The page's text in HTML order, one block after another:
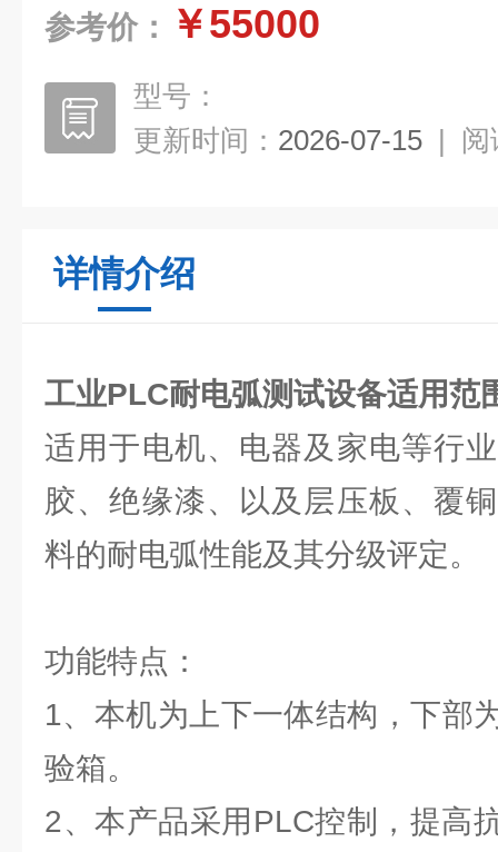
参考价： ￥55000
型号：
更新时间： 2026-07-15 | 阅
详情介绍
工业PLC耐电弧测试设备适用范
适用于电机、电器及家电等行
胶、绝缘漆、以及层压板、覆
料的耐电弧性能及其分级评定。
功能特点：
1、本机为上下一体结构，下部
验箱。
2、本产品采用PLC控制，提高